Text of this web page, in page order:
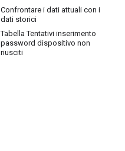
Confrontare i dati attuali con i
dati storici
Tabella Tentativi inserimento
password dispositivo non
riusciti